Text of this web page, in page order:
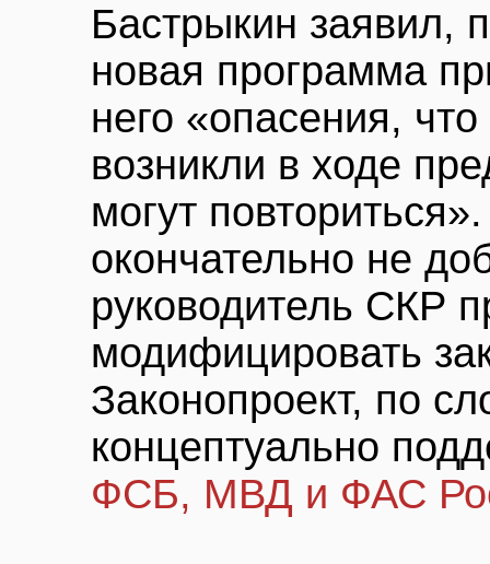
Бастрыкин заявил,
новая программа
него «опасения,
возникли в ходе
могут
окончательно не
руководитель СКР
модифицировать
Законопроект, по
концептуально
ФСБ, МВД и ФАС